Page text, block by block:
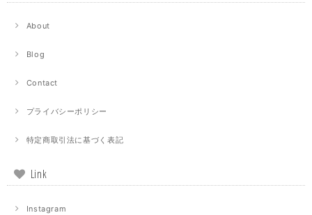
About
Blog
Contact
プライバシーポリシー
特定商取引法に基づく表記
Link
Instagram